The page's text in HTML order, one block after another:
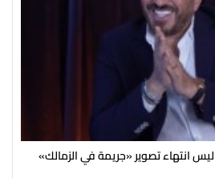
انتهاء تصوير «جريمة في الزمالك»